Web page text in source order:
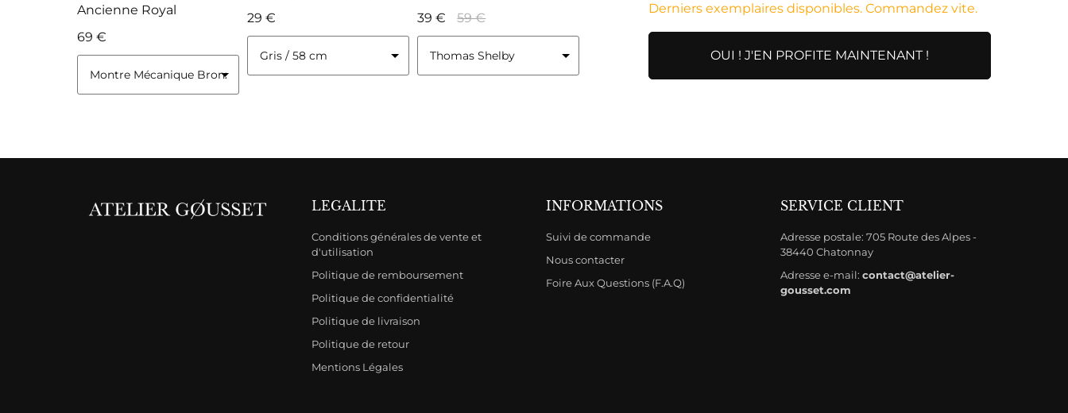
Ancienne Royal
69 €
29 €
39 €
59 €
Derniers exemplaires disponibles. Commandez vite.
OUI ! J'EN PROFITE MAINTENANT !
LEGALITE
Conditions générales de vente et
d'utilisation
Politique de remboursement
Politique de confidentialité
Politique de livraison
Politique de retour
Mentions Légales
INFORMATIONS
Suivi de commande
Nous contacter
Foire Aux Questions (F.A.Q)
SERVICE CLIENT
Adresse postale: 705 Route des Alpes -
38440 Chatonnay
Adresse e-mail: contact@atelier-
gousset.com